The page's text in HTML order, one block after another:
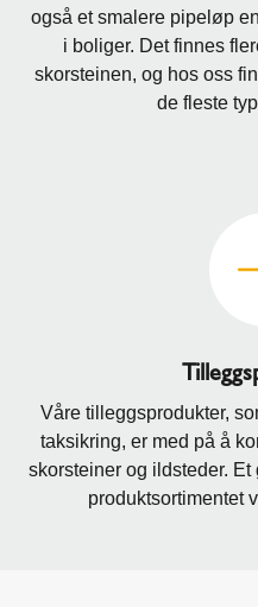
også et smalere pipeløp
i boliger. Det finnes
skorsteinen, og hos oss
de fleste
Våre tilleggsprodukter,
taksikring, er med på å
skorsteiner og ildsteder.
produktsortimentet